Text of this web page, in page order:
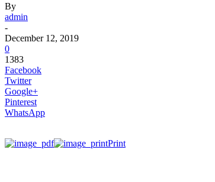
By
admin
-
December 12, 2019
0
1383
Facebook
Twitter
Google+
Pinterest
WhatsApp
Print